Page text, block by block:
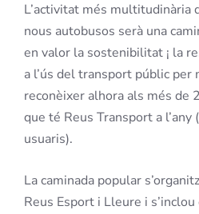
L’activitat més multitudinària
nous autobusos serà una
en valor la sostenibilitat ¡ la
a l’ús del transport públic per
reconèixer alhora als més de
que té Reus Transport a
usuaris).
La caminada popular
Reus Esport i Lleure i